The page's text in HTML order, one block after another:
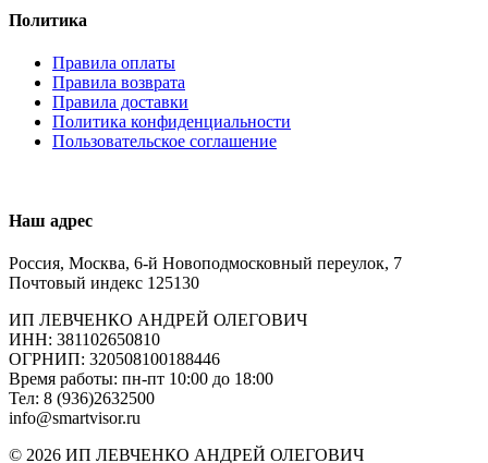
Политика
Правила оплаты
Правила возврата
Правила доставки
Политика конфиденциальности
Пользовательское соглашение
Наш адрес
Россия, Москва, 6-й Новоподмосковный переулок, 7
Почтовый индекс 125130
ИП ЛЕВЧЕНКО АНДРЕЙ ОЛЕГОВИЧ
ИНН: 381102650810
ОГРНИП: 320508100188446
Время работы: пн-пт 10:00 до 18:00
Тел: 8 (936)2632500
info@smartvisor.ru
© 2026 ИП ЛЕВЧЕНКО АНДРЕЙ ОЛЕГОВИЧ